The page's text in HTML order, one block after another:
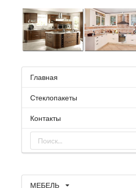
Главная
Стеклопакеты
Контакты
МЕБЕЛЬ